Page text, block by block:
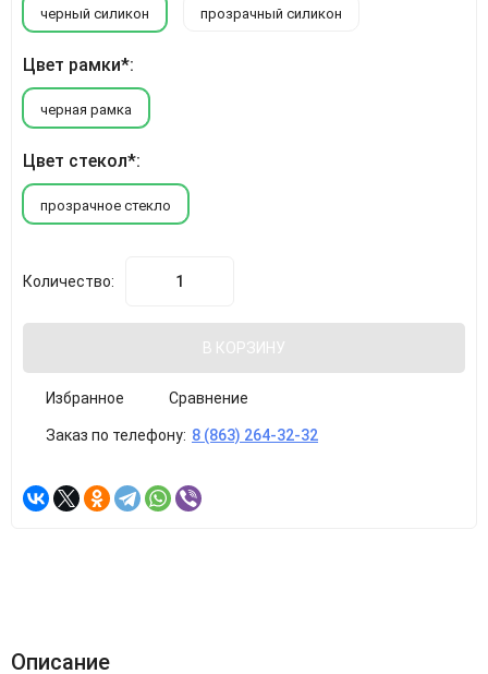
черный силикон прозрачный силикон
Цвет рамки*:
черная рамка
Цвет стекол*:
прозрачное стекло
Количество:
В КОРЗИНУ
Избранное Сравнение
Заказ по телефону: 8 (863) 264-32-32
Описание